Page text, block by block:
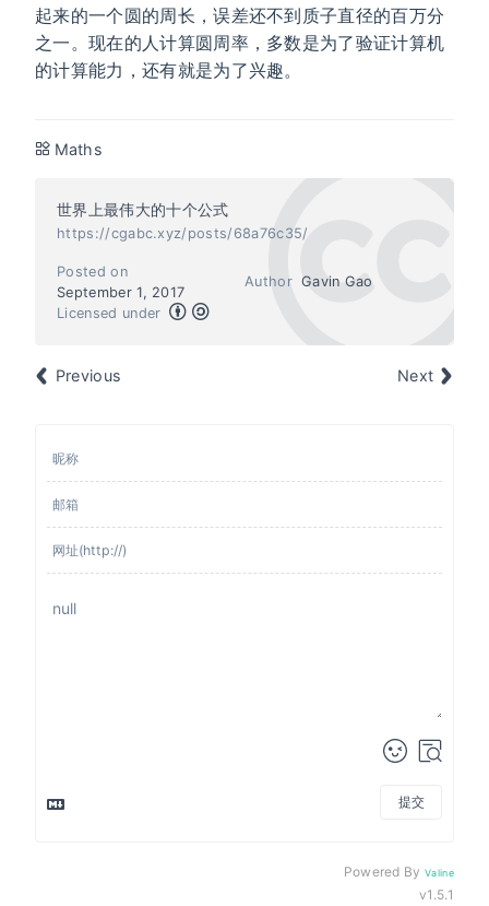
起来的一个圆的周长，误差还不到质子直径的百万分
之一。现在的人计算圆周率，多数是为了验证计算机
的计算能力，还有就是为了兴趣。
Maths
世界上最伟大的十个公式
https://cgabc.xyz/posts/68a76c35/
Author Gavin Gao
Posted on
September 1, 2017
Licensed under
Previous Next
提交
Powered ByValine
v1.5.1